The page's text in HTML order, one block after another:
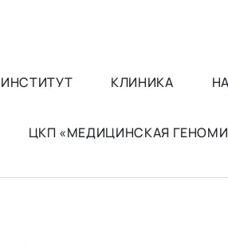
ИНСТИТУТ КЛИНИКА
ЦКП «МЕДИЦИНСКАЯ